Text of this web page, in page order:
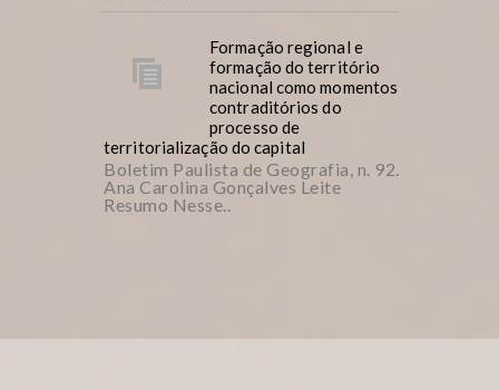
Formação regional e
formação do território
nacional como momentos
contraditórios do
processo de
territorialização do capital
Boletim Paulista de Geografia, n. 92.
Ana Carolina Gonçalves Leite
Resumo Nesse..